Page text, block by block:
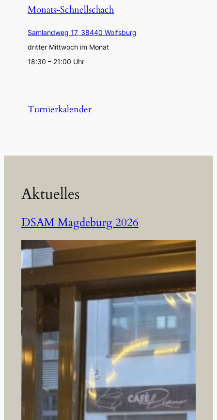
Monats-Schnellschach
Samlandweg 17, 38440 Wolfsburg
dritter Mittwoch im Monat
18:30 – 21:00 Uhr
Turnierkalender
Aktuelles
DSAM Magdeburg 2026